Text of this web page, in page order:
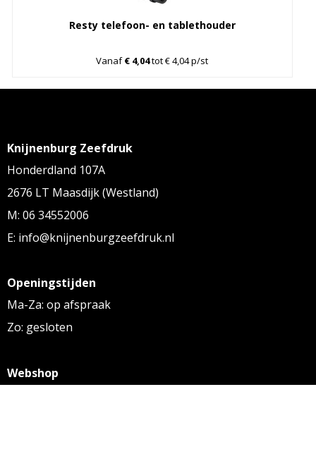
Resty telefoon- en tablethouder
Vanaf€ 4,04tot € 4,04 p/st
Knijnenburg Zeefdruk
Honderdland 107A
2676 LT Maasdijk (Westland)
M: 06 34552006
E: info@knijnenburgzeefdruk.nl
Openingstijden
Ma-Za: op afspraak
Zo: gesloten
Webshop